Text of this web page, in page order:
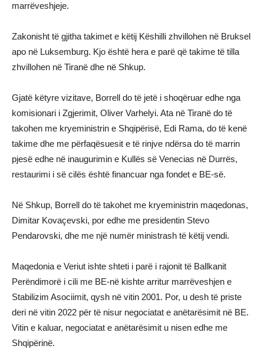
marrëveshjeje.
Zakonisht të gjitha takimet e këtij Këshilli zhvillohen në Bruksel
apo në Luksemburg. Kjo është hera e parë që takime të tilla
zhvillohen në Tiranë dhe në Shkup.
Gjatë këtyre vizitave, Borrell do të jetë i shoqëruar edhe nga
komisionari i Zgjerimit, Oliver Varhelyi. Ata në Tiranë do të
takohen me kryeministrin e Shqipërisë, Edi Rama, do të kenë
takime dhe me përfaqësuesit e të rinjve ndërsa do të marrin
pjesë edhe në inaugurimin e Kullës së Venecias në Durrës,
restaurimi i së cilës është financuar nga fondet e BE-së.
Në Shkup, Borrell do të takohet me kryeministrin maqedonas,
Dimitar Kovaçevski, por edhe me presidentin Stevo
Pendarovski, dhe me një numër ministrash të këtij vendi.
Maqedonia e Veriut ishte shteti i parë i rajonit të Ballkanit
Perëndimorë i cili me BE-në kishte arritur marrëveshjen e
Stabilizim Asociimit, qysh në vitin 2001. Por, u desh të priste
deri në vitin 2022 për të nisur negociatat e anëtarësimit në BE.
Vitin e kaluar, negociatat e anëtarësimit u nisen edhe me
Shqipërinë.